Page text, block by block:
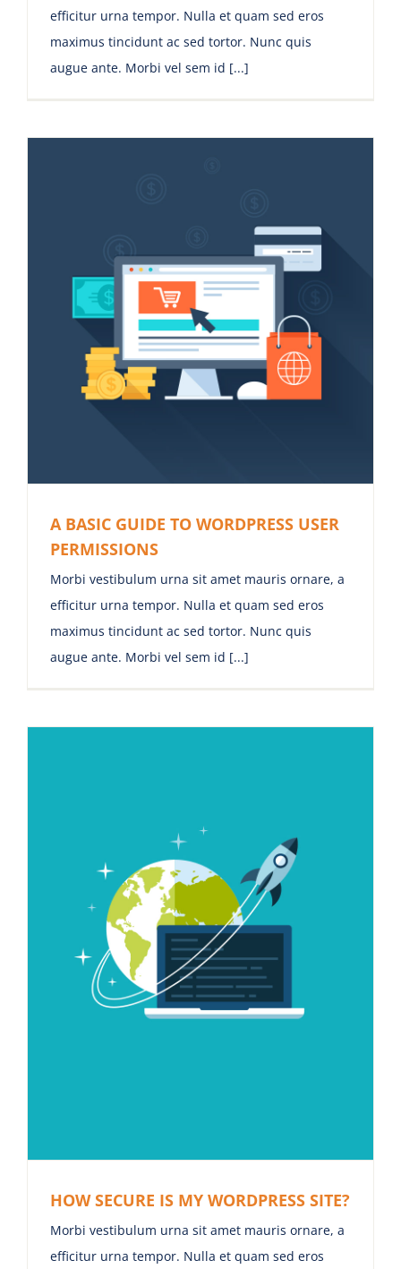
efficitur urna tempor. Nulla et quam sed eros
maximus tincidunt ac sed tortor. Nunc quis
augue ante. Morbi vel sem id [...]
A BASIC GUIDE TO WORDPRESS USER
PERMISSIONS
Morbi vestibulum urna sit amet mauris ornare, a
efficitur urna tempor. Nulla et quam sed eros
maximus tincidunt ac sed tortor. Nunc quis
augue ante. Morbi vel sem id [...]
HOW SECURE IS MY WORDPRESS SITE?
Morbi vestibulum urna sit amet mauris ornare, a
efficitur urna tempor. Nulla et quam sed eros